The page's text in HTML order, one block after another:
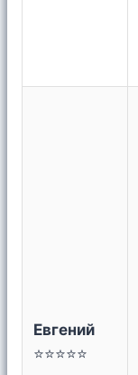
Евгений
⭐⭐⭐⭐⭐